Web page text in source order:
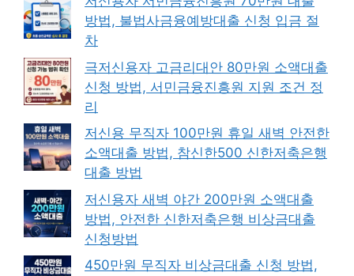
방법, 불법사금융예방대출 신청 입금 절
차
극저신용자 고금리대안 80만원 소액대출
신청 방법, 서민금융진흥원 지원 조건 정
리
저신용 무직자 100만원 휴일 새벽 안전한
소액대출 방법, 참신한500 신한저축은행
대출 방법
저신용자 새벽 야간 200만원 소액대출
방법, 안전한 신한저축은행 비상금대출
신청방법
450만원 무직자 비상금대출 신청 방법,